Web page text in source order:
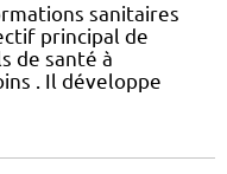
sanitaires
principal de
de santé à
. Il développe